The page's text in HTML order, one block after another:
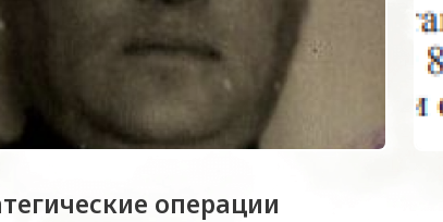
операции